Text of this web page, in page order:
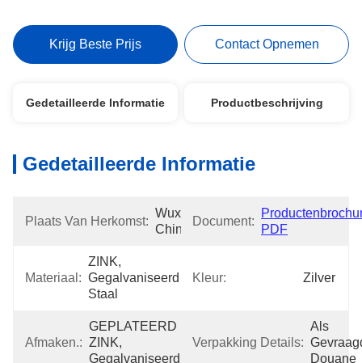
Krijg Beste Prijs Contact Opnemen
Gedetailleerde Informatie Productbeschrijving
Gedetailleerde Informatie
Plaats Van Herkomst:
Wuxi
China
Document:
PDF
Materiaal:
ZINK,
Gegalvaniseerd
Staal
Kleur: Zilver
Afmaken.:
GEPLATEERD
ZINK,
Gegalvaniseerd
Verpakking Details:
Als
Douane